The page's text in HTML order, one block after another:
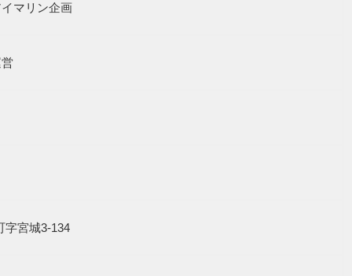
マリン企画
字宮城3-134